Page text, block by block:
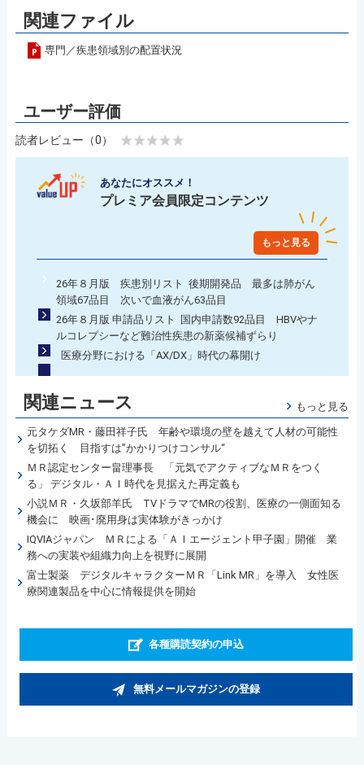
関連ファイル
専門／疾患領域別の配置状況
読者レビュー（0）
あなたにオススメ！
プレミア会員限定コンテンツ
もっと見る
26年８月版 疾患別リスト 後期開発品 最多は肺がん
領域67品目 次いで血液がん63品目
26年８月版 申請品リスト 国内申請数92品目 HBVやナ
ルコレプシーなど難治性疾患の新薬候補ずらり
医療分野における「AX/DX」時代の幕開け
関連ニュース もっと見る
元タケダMR・藤田祥子氏 年齢や環境の壁を越えて人材の可能性
を切拓く 目指すは”かかりつけコンサル“
ＭＲ認定センター畠理事長 「元気でアクティブなＭＲをつく
る」 デジタル・ＡＩ時代を見据えた再定義も
小説ＭＲ・久坂部羊氏 TVドラマでMRの役割、医療の一側面知る
機会に 映画･廃用身は実体験がきっかけ
IQVIAジャパン ＭＲによる「ＡＩエージェント甲子園」開催 業
務への実装や組織力向上を視野に展開
富士製薬 デジタルキャラクターＭＲ「Link MR」を導入 女性医
療関連製品を中心に情報提供を開始
各種購読契約の申込
無料メールマガジンの登録